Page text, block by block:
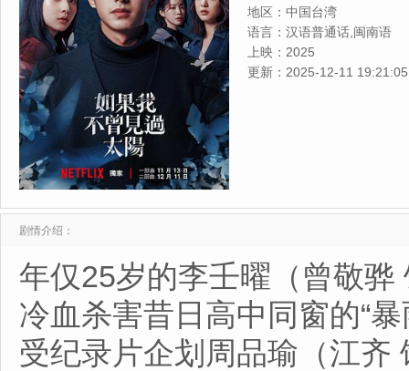
子芸,柯佳嬿
地区： 中国台湾
语言： 汉语普通话,闽南语
上映： 2025
更新： 2025-12-11 19:21:05
剧情介绍：
年仅25岁的李壬曜（曾敬
冷血杀害昔日高中同窗的“
受纪录片企划周品瑜（江齐